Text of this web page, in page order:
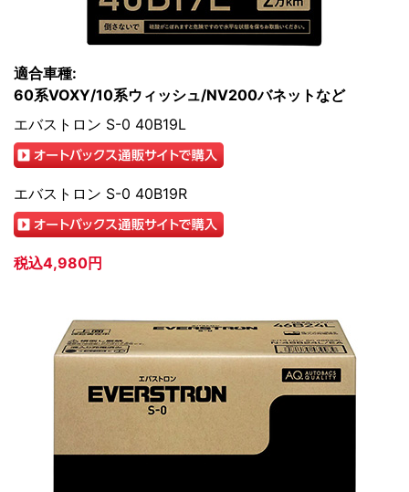
適合車種:
60系VOXY/10系ウィッシュ/NV200バネットなど
エバストロン S-0 40B19L
エバストロン S-0 40B19R
税込4,980円